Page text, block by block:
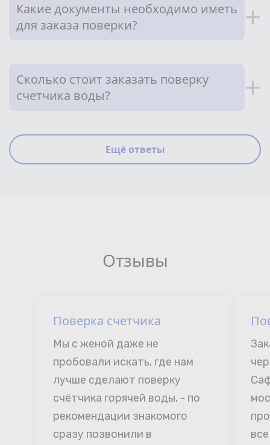
Какие документы необходимо иметь
для заказа поверки?
+
Сколько стоит заказать поверку
счетчика воды?
+
Ещё ответы
Отзывы
Поверка счетчика
Мы с женой даже не
пробовали искать, где нам
лучше сделают поверку
счётчика горячей воды, - по
рекомендации знакомого
сразу позвонили в